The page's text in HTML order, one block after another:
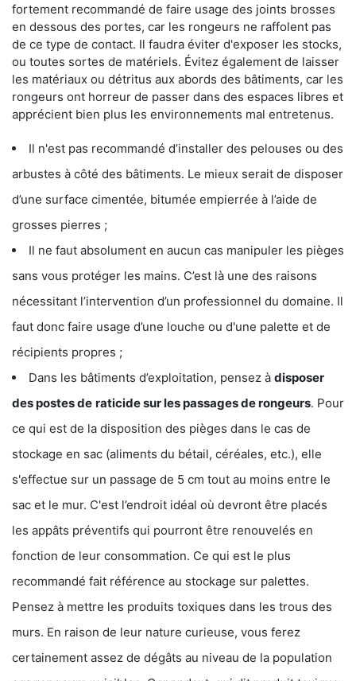
fortement recommandé de faire usage des joints brosses
en dessous des portes, car les rongeurs ne raffolent pas
de ce type de contact. Il faudra éviter d'exposer les stocks,
ou toutes sortes de matériels. Évitez également de laisser
les matériaux ou détritus aux abords des bâtiments, car les
rongeurs ont horreur de passer dans des espaces libres et
apprécient bien plus les environnements mal entretenus.
Il n'est pas recommandé d’installer des pelouses ou des
arbustes à côté des bâtiments. Le mieux serait de disposer
d’une surface cimentée, bitumée empierrée à l’aide de
grosses pierres ;
Il ne faut absolument en aucun cas manipuler les pièges
sans vous protéger les mains. C’est là une des raisons
nécessitant l’intervention d’un professionnel du domaine. Il
faut donc faire usage d’une louche ou d'une palette et de
récipients propres ;
Dans les bâtiments d’exploitation, pensez à disposer
des postes de raticide sur les passages de rongeurs. Pour
ce qui est de la disposition des pièges dans le cas de
stockage en sac (aliments du bétail, céréales, etc.), elle
s'effectue sur un passage de 5 cm tout au moins entre le
sac et le mur. C'est l’endroit idéal où devront être placés
les appâts préventifs qui pourront être renouvelés en
fonction de leur consommation. Ce qui est le plus
recommandé fait référence au stockage sur palettes.
Pensez à mettre les produits toxiques dans les trous des
murs. En raison de leur nature curieuse, vous ferez
certainement assez de dégâts au niveau de la population